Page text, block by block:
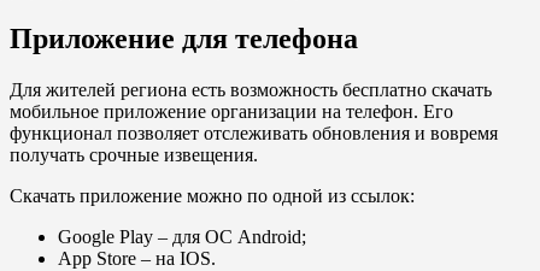
Приложение для телефона
Для жителей региона есть возможность бесплатно скачать
мобильное приложение организации на телефон. Его
функционал позволяет отслеживать обновления и вовремя
получать срочные извещения.
Скачать приложение можно по одной из ссылок:
Google Play – для ОС Android;
App Store – на IOS.